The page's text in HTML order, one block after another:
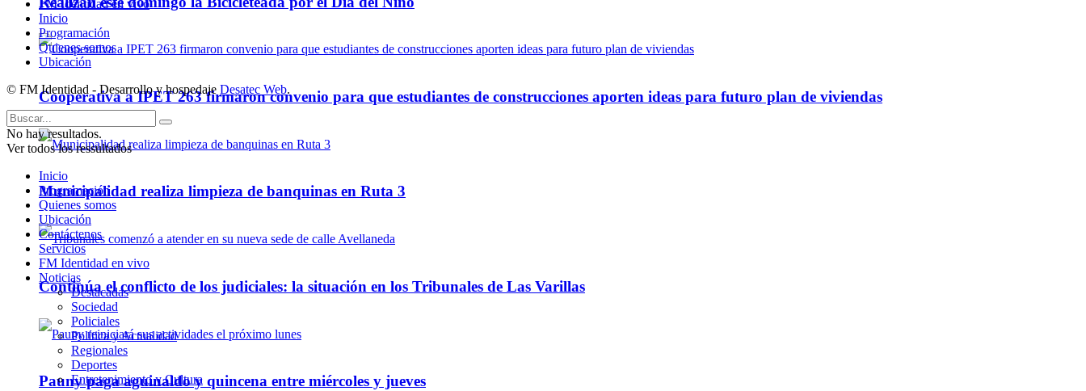
Cooperativa a IPET 263 firmaron convenio para que estudiantes de construcciones aporten ideas para futuro plan de viviendas
Municipalidad realiza limpieza de banquinas en Ruta 3
Continúa el conflicto de los judiciales: la situación en los Tribunales de Las Varillas
Pauny paga aguinaldo y quincena entre miércoles y jueves
FM Identidad en vivo
Inicio
Programación
Quienes somos
Ubicación
© FM Identidad - Desarrollo y hospedaje Desatec Web.
No hay resultados.
Ver todos los ressultados
Inicio
Programación
Quienes somos
Ubicación
Contáctenos
Servicios
FM Identidad en vivo
Noticias
Destacadas
Sociedad
Policiales
Política y Actualidad
Regionales
Deportes
Entretenimiento y Cultura